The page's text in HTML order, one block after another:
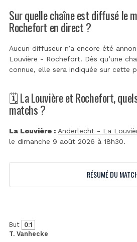
Sur quelle chaîne est diffusé le
Rochefort en direct ?
Aucun diffuseur n’a encore été
Louvière - Rochefort. Dès qu’une
connue, elle sera indiquée sur cette
🗓️ La Louvière et Rochefort,
matchs ?
La Louvière : Anderlecht - La
le dimanche 9 août 2026 à 18h30.
RÉSUMÉ DU
But
0:1
T. Vanhecke